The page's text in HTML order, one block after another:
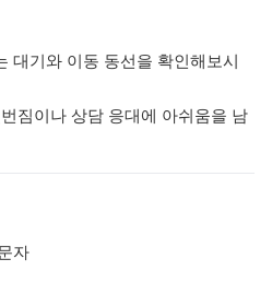
대기와 이동 동선을 확인해보시
짐이나 상담 응대에 아쉬움을 남
자